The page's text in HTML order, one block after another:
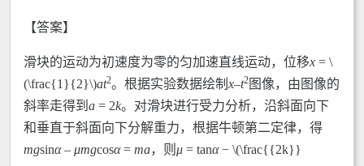
【答案】
滑块的运动为初速度为零的匀加速直线运动，位移x = \
(\frac{1}{2}\)at2。根据实验数据绘制 x–t2 图像，由图像的
斜率走得到 a = 2k。对滑块进行受力分析，沿斜面向下
和垂直于斜面向下分解重力，根据牛顿第二定律，得
mgsinα– μmgcosα= ma，则 μ = tanα− \(\frac{{2k}}